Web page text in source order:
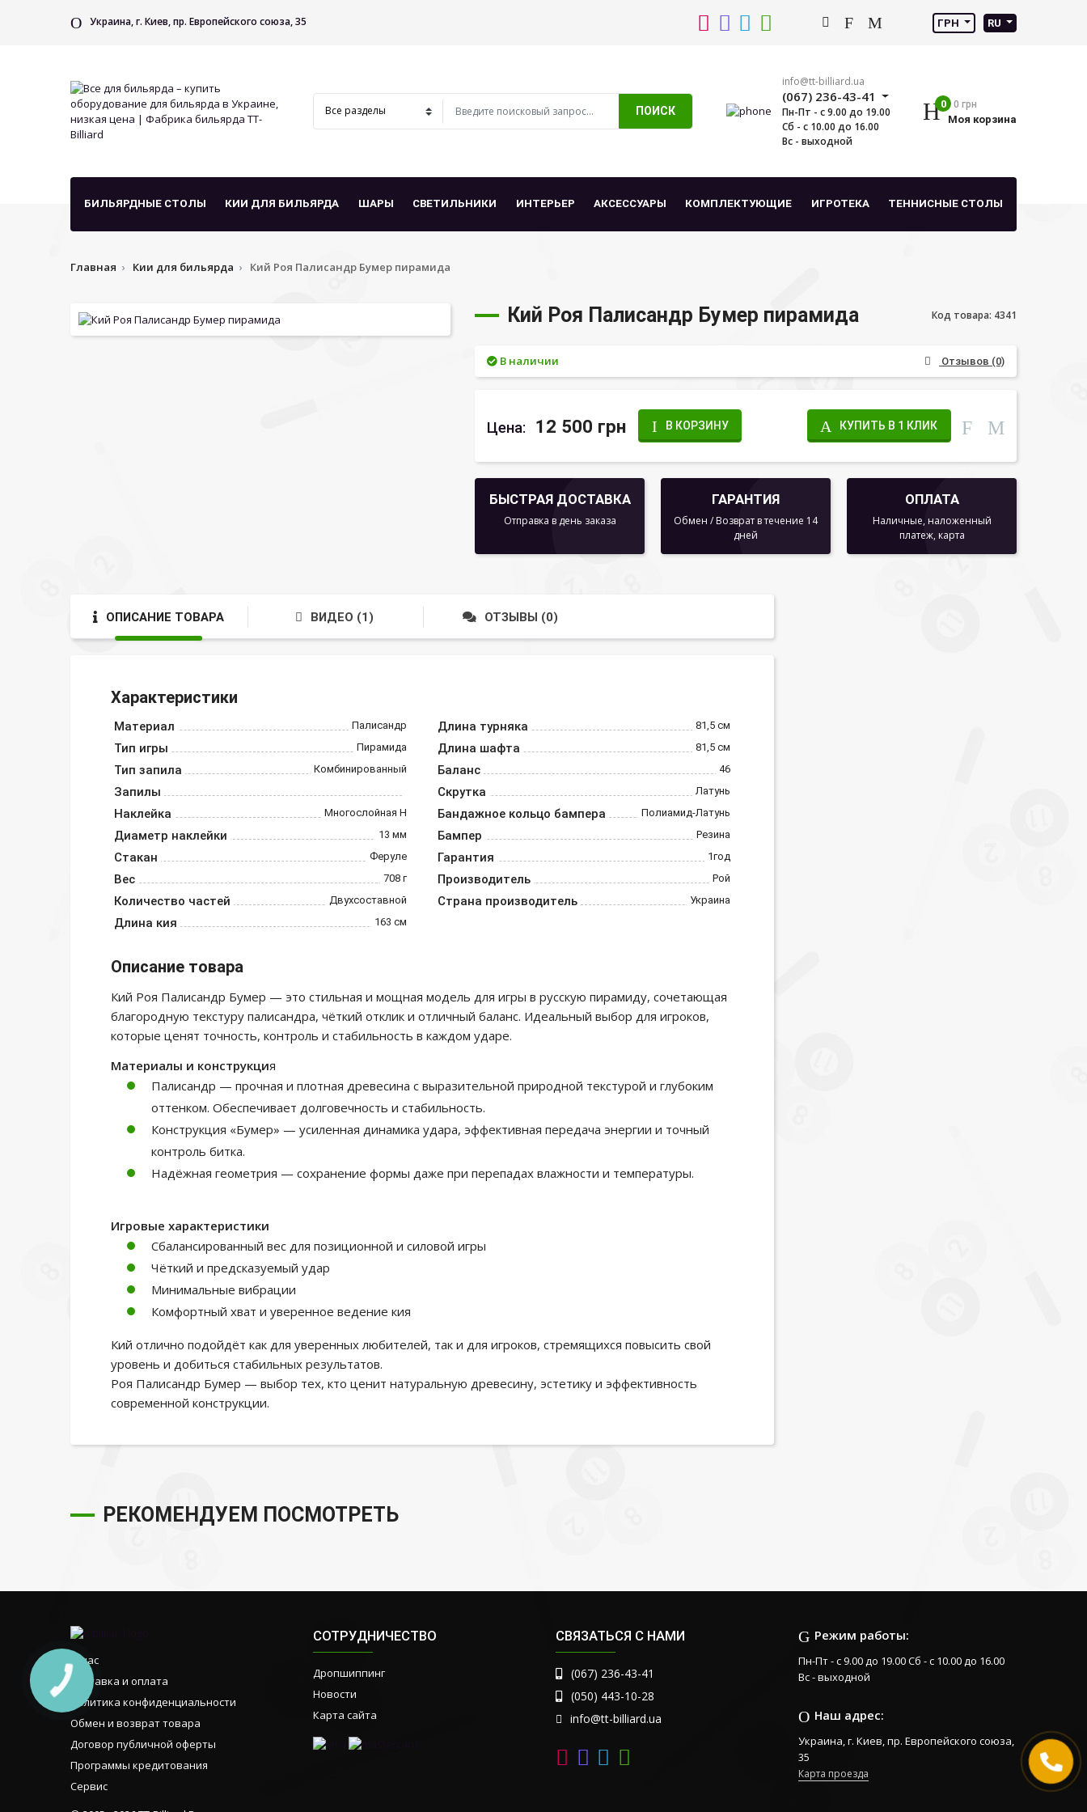
Украина, г. Киев, пр. Европейского союза, 35 ГРН RU
ПОИСК
info@tt-billiard.ua
(067) 236-43-41
Пн-Пт - с 9.00 до 19.00
Сб - с 10.00 до 16.00
Вс - выходной
0 0 грн
Моя корзина
БИЛЬЯРДНЫЕ СТОЛЫ КИИ ДЛЯ БИЛЬЯРДА ШАРЫ СВЕТИЛЬНИКИ ИНТЕРЬЕР АКСЕССУАРЫ КОМПЛЕКТУЮЩИЕ ИГРОТЕКА ТЕННИСНЫЕ СТОЛЫ
Главная Кии для бильярда Кий Роя Палисандр Бумер пирамида
Кий Роя Палисандр Бумер пирамида Код товара: 4341
В наличии Отзывов (0)
Цена: 12 500 грн В КОРЗИНУ КУПИТЬ В 1 КЛИК
БЫСТРАЯ ДОСТАВКА
Отправка в день заказа
ГАРАНТИЯ
Обмен / Возврат в течение 14
дней
ОПЛАТА
Наличные, наложенный
платеж, карта
ОПИСАНИЕ ТОВАРА ВИДЕО (1) ОТЗЫВЫ (0)
Характеристики
Материал Палисандр
Тип игры Пирамида
Тип запила Комбинированный
Запилы
Наклейка
Многослойная Н
Диаметр наклейки 13 мм
Стакан Феруле
Вес 708 г
Количество частей Двухсоставной
Длина кия 163 см
Длина турняка 81,5 см
Длина шафта 81,5 см
Баланс 46
Скрутка Латунь
Бандажное кольцо бампера Полиамид-Латунь
Бампер Резина
Гарантия 1год
Производитель Рой
Страна производитель Украина
Описание товара
Кий Роя Палисандр Бумер — это стильная и мощная модель для игры в русскую пирамиду, сочетающая
благородную текстуру палисандра, чёткий отклик и отличный баланс. Идеальный выбор для игроков,
которые ценят точность, контроль и стабильность в каждом ударе.
Материалы и конструкция
Палисандр — прочная и плотная древесина с выразительной природной текстурой и глубоким
оттенком. Обеспечивает долговечность и стабильность.
Конструкция «Бумер» — усиленная динамика удара, эффективная передача энергии и точный
контроль битка.
Надёжная геометрия — сохранение формы даже при перепадах влажности и температуры.
Игровые характеристики
Сбалансированный вес для позиционной и силовой игры
Чёткий и предсказуемый удар
Минимальные вибрации
Комфортный хват и уверенное ведение кия
Кий отлично подойдёт как для уверенных любителей, так и для игроков, стремящихся повысить свой
уровень и добиться стабильных результатов.
Роя Палисандр Бумер — выбор тех, кто ценит натуральную древесину, эстетику и эффективность
современной конструкции.
РЕКОМЕНДУЕМ ПОСМОТРЕТЬ
О нас
Доставка и оплата
Политика конфиденциальности
Обмен и возврат товара
Договор публичной оферты
Программы кредитования
Сервис
СОТРУДНИЧЕСТВО
Дропшиппинг
Новости
Карта сайта
Режим работы:
Пн-Пт - с 9.00 до 19.00 Сб - с 10.00 до 16.00
Вс - выходной
Наш адрес:
Украина, г. Киев, пр. Европейского союза,
35
Карта проезда
СВЯЗАТЬСЯ С НАМИ
(067) 236-43-41
(050) 443-10-28
info@tt-billiard.ua
КНОПКА
ЗВ'ЯЗКУ